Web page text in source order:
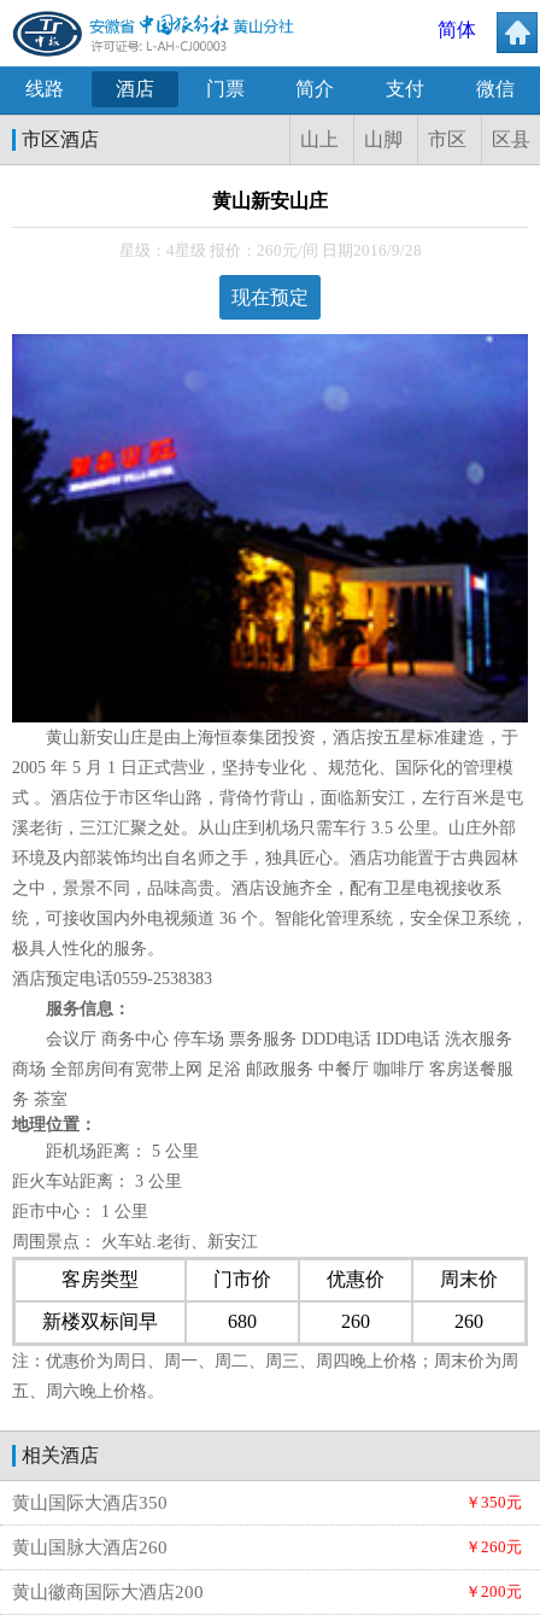
简体
线路 酒店 门票 简介 支付 微信
市区酒店 山上 山脚 市区 区县
黄山新安山庄
星级：4星级 报价：260元/间 日期2016/9/28
现在预定
黄山新安山庄是由上海恒泰集团投资，酒店按五星标准建造，于
2005 年 5 月 1 日正式营业，坚持专业化 、规范化、国际化的管理模
式 。酒店位于市区华山路，背倚竹背山，面临新安江，左行百米是屯
溪老街，三江汇聚之处。从山庄到机场只需车行 3.5 公里。山庄外部
环境及内部装饰均出自名师之手，独具匠心。酒店功能置于古典园林
之中，景景不同，品味高贵。酒店设施齐全，配有卫星电视接收系
统，可接收国内外电视频道 36 个。智能化管理系统，安全保卫系统，
极具人性化的服务。
酒店预定电话0559-2538383
服务信息：
会议厅 商务中心 停车场 票务服务 DDD电话 IDD电话 洗衣服务
商场 全部房间有宽带上网 足浴 邮政服务 中餐厅 咖啡厅 客房送餐服
务 茶室
地理位置：
距机场距离： 5 公里
距火车站距离： 3 公里
距市中心： 1 公里
周围景点： 火车站.老街、新安江
客房类型 门市价 优惠价 周末价
新楼双标间早 680 260 260
注：优惠价为周日、周一、周二、周三、周四晚上价格；周末价为周
五、周六晚上价格。
相关酒店
黄山国际大酒店350 ￥350元
黄山国脉大酒店260 ￥260元
黄山徽商国际大酒店200 ￥200元